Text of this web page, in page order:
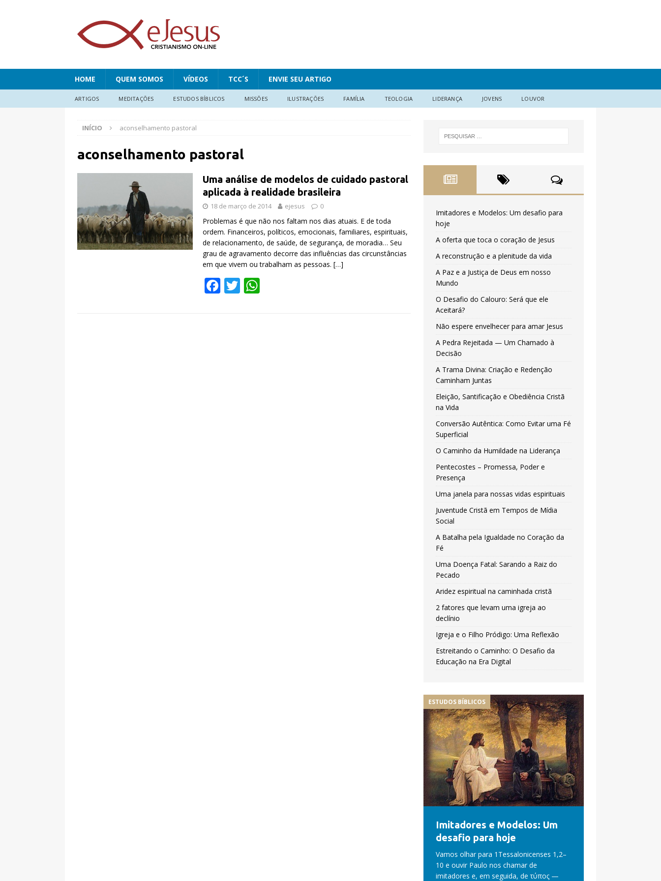
HOME QUEM SOMOS VÍDEOS TCC´S ENVIE SEU ARTIGO
ARTIGOS MEDITAÇÕES ESTUDOS BÍBLICOS MISSÕES ILUSTRAÇÕES FAMÍLIA TEOLOGIA LIDERANÇA JOVENS LOUVOR
INÍCIO aconselhamento pastoral
aconselhamento pastoral
Uma análise de modelos de cuidado pastoral
aplicada à realidade brasileira
18 de março de 2014 ejesus 0
Problemas é que não nos faltam nos dias atuais. E de toda
ordem. Financeiros, políticos, emocionais, familiares, espirituais,
de relacionamento, de saúde, de segurança, de moradia… Seu
grau de agravamento decorre das influências das circunstâncias
em que vivem ou trabalham as pessoas. […]
F T
Imitadores e Modelos: Um desafio para
hoje
A oferta que toca o coração de Jesus
A reconstrução e a plenitude da vida
A Paz e a Justiça de Deus em nosso
Mundo
O Desafio do Calouro: Será que ele
Aceitará?
Não espere envelhecer para amar Jesus
A Pedra Rejeitada — Um Chamado à
Decisão
A Trama Divina: Criação e Redenção
Caminham Juntas
Eleição, Santificação e Obediência Cristã
na Vida
Conversão Autêntica: Como Evitar uma Fé
Superficial
O Caminho da Humildade na Liderança
Pentecostes – Promessa, Poder e
Presença
Uma janela para nossas vidas espirituais
Juventude Cristã em Tempos de Mídia
Social
A Batalha pela Igualdade no Coração da
Fé
Uma Doença Fatal: Sarando a Raiz do
Pecado
Aridez espiritual na caminhada cristã
2 fatores que levam uma igreja ao
declínio
Igreja e o Filho Pródigo: Uma Reflexão
Estreitando o Caminho: O Desafio da
Educação na Era Digital
ESTUDOS BÍBLICOS
Imitadores e Modelos: Um
desafio para hoje
Vamos olhar para 1Tessalonicenses 1,2–
10 e ouvir Paulo nos chamar de
imitadores e, em seguida, de τύπος —